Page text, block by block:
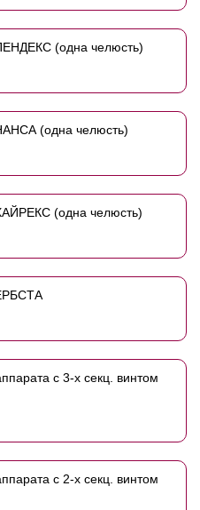
(одна челюсть)
(одна челюсть)
(одна челюсть)
с 3-х секц. винтом
с 2-х секц. винтом